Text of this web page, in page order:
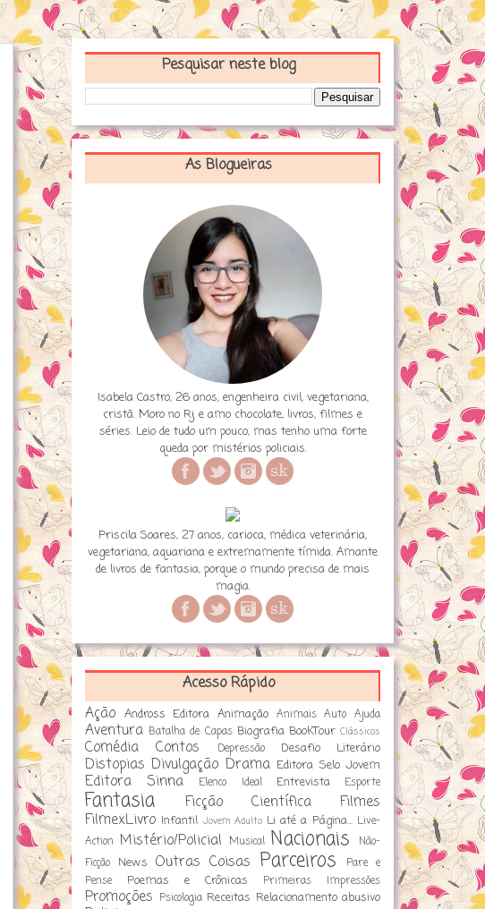
Pesquisar neste blog
As Blogueiras
Isabela Castro, 26 anos, engenheira civil, vegetariana,
cristã. Moro no Rj e amo chocolate, livros, filmes e
séries. Leio de tudo um pouco, mas tenho uma forte
queda por mistérios policiais.
Priscila Soares, 27 anos, carioca, médica veterinária,
vegetariana, aquariana e extremamente tímida. Amante
de livros de fantasia, porque o mundo precisa de mais
magia.
Acesso Rápido
Ação Andross Editora Animação Animais Auto Ajuda
Aventura Batalha de Capas Biografia BookTour Clássicos
Comédia Contos Depressão Desafio Literário
Distopias Divulgação Drama Editora Selo Jovem
Editora Sinna Elenco Ideal Entrevista Esporte
Fantasia Ficção Científica
Filmes
FilmexLivro Infantil Jovem Adulto Li até a Página... Live-
Action Mistério/Policial Musical Nacionais
Não-
Ficção News Outras Coisas Parceiros
Pare e
Pense
Poemas e Crônicas Primeiras Impressões
Promoções Psicologia Receitas Relacionamento abusivo